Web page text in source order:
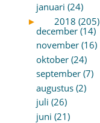
januari (24)
►
2018 (205)
december (14)
november (16)
oktober (24)
september (7)
augustus (2)
juli (26)
juni (21)